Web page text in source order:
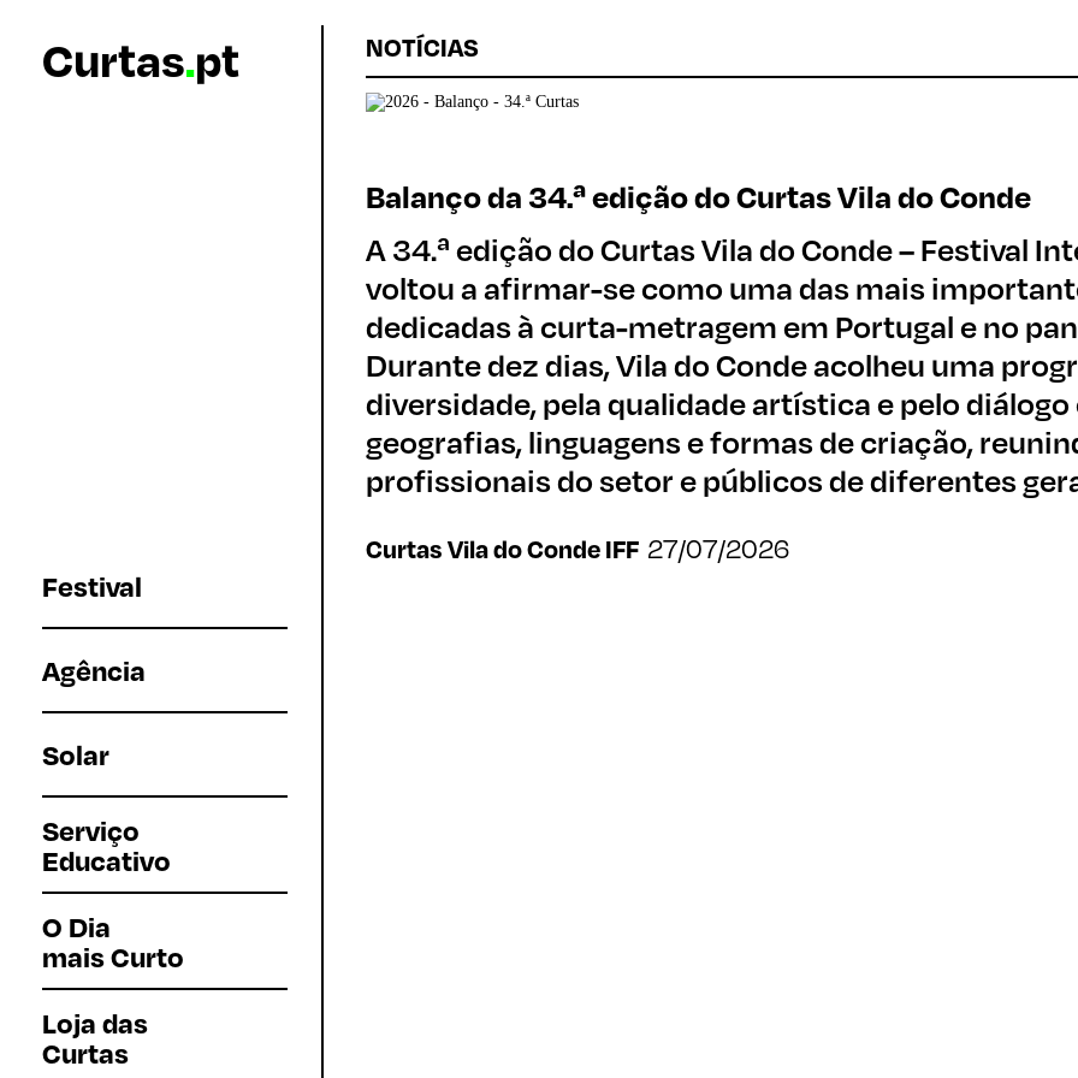
Curtas.pt
Festival
Agência
Solar
Serviço
Educativo
O Dia
mais Curto
Loja das
Curtas
NOTÍCIAS
Balanço da 34.ª edição do Curtas Vila do Conde
A 34.ª edição do Curtas Vila do Conde – Festival
voltou a afirmar-se como uma das mais
dedicadas à curta-metragem em Portugal e no
Durante dez dias, Vila do Conde acolheu uma
diversidade, pela qualidade artística e pelo
geografias, linguagens e formas de criação,
profissionais do setor e públicos de diferentes
Curtas Vila do Conde IFF 27/07/2026